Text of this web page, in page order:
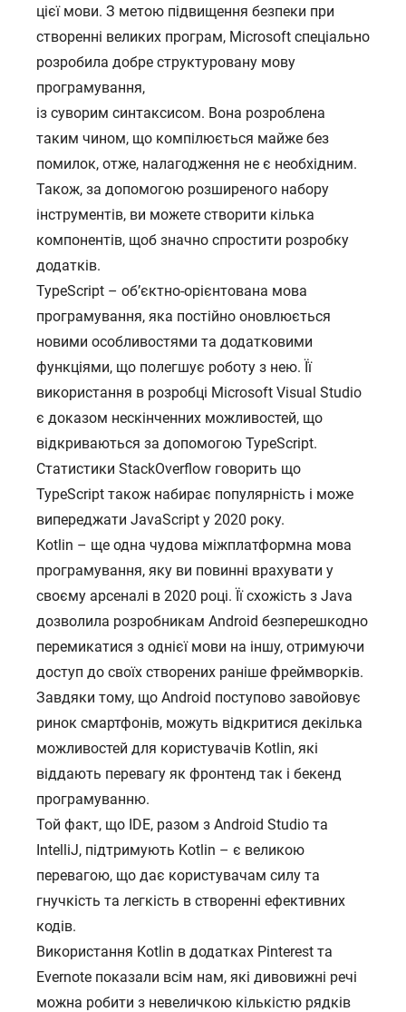
цієї мови. З метою підвищення безпеки при
створенні великих програм, Microsoft спеціально
розробила добре структуровану мову
програмування,
із суворим синтаксисом. Вона розроблена
таким чином, що компілюється майже без
помилок, отже, налагодження не є необхідним.
Також, за допомогою розширеного набору
інструментів, ви можете створити кілька
компонентів, щоб значно спростити розробку
додатків.
TypeScript – об’єктно-орієнтована мова
програмування, яка постійно оновлюється
новими особливостями та додатковими
функціями, що полегшує роботу з нею. Її
використання в розробці Microsoft Visual Studio
є доказом нескінченних можливостей, що
відкриваються за допомогою TypeScript.
Статистики StackOverflow говорить що
TypeScript також набирає популярність і може
випереджати JavaScript у 2020 року.
Kotlin – ще одна чудова міжплатформна мова
програмування, яку ви повинні врахувати у
своєму арсеналі в 2020 році. Її схожість з Java
дозволила розробникам Android безперешкодно
перемикатися з однієї мови на іншу, отримуючи
доступ до своїх створених раніше фреймворків.
Завдяки тому, що Android поступово завойовує
ринок смартфонів, можуть відкритися декілька
можливостей для користувачів Kotlin, які
віддають перевагу як фронтенд так і бекенд
програмуванню.
Той факт, що IDE, разом з Android Studio та
IntelliJ, підтримують Kotlin – є великою
перевагою, що дає користувачам силу та
гнучкість та легкість в створенні ефективних
кодів.
Використання Kotlin в додатках Pinterest та
Evernote показали всім нам, які дивовижні речі
можна робити з невеличкою кількістю рядків
ГОЛОВНА
ПРО НАС
ПОСЛУГИ
ПОРТФОЛІО
БРИФИ
БЛОГ
КОНТАКТИ